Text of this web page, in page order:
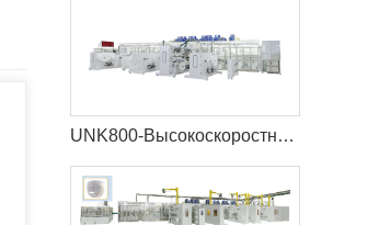
UNK800-Высокоскоростная машина для детских подгузников